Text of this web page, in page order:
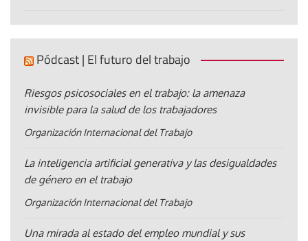
Pódcast | El futuro del trabajo
Riesgos psicosociales en el trabajo: la amenaza
invisible para la salud de los trabajadores
Organización Internacional del Trabajo
La inteligencia artificial generativa y las desigualdades
de género en el trabajo
Organización Internacional del Trabajo
Una mirada al estado del empleo mundial y sus